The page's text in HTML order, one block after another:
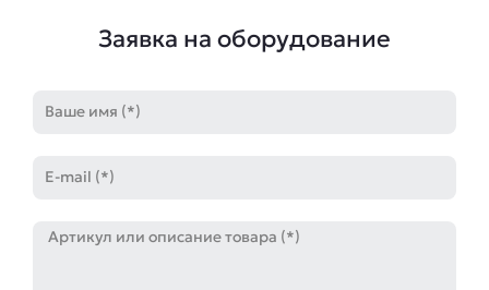
Заявка на оборудование
mail
Артикул